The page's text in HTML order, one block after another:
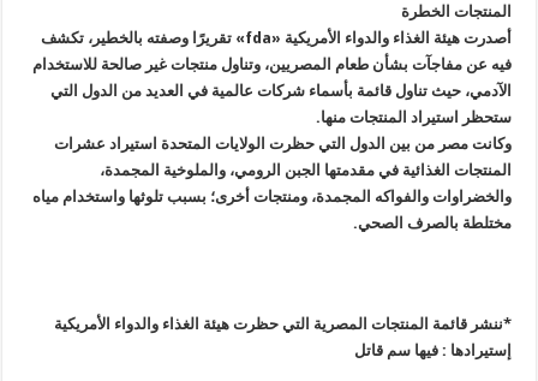
المنتجات الخطرة
أصدرت هيئة الغذاء والدواء الأمريكية «fda»
تقريرًا وصفته بالخطير، تكشف
فيه عن مفاجآت بشأن طعام المصريين، وتناول منتجات غير صالحة للاستخدام
الآدمي، حيث تناول قائمة بأسماء شركات عالمية في العديد من الدول التي
ستحظر استيراد المنتجات منها.
وكانت مصر من بين الدول التي حظرت الولايات المتحدة استيراد عشرات
المنتجات الغذائية في مقدمتها الجبن الرومي، والملوخية المجمدة،
والخضراوات والفواكه المجمدة، ومنتجات أخرى؛ بسبب تلوثها واستخدام مياه
مختلطة بالصرف الصحي.
*ننشر قائمة المنتجات المصرية التي حظرت هيئة الغذاء والدواء الأمريكية
إستيرادها : فيها سم قاتل